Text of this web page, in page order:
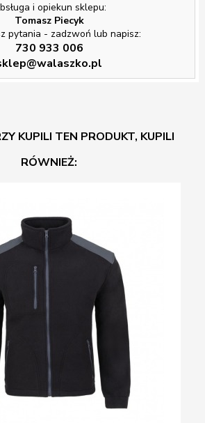
i opiekun sklepu:
Tomasz Piecyk
pytania - zadzwoń lub napisz:
730 933 006
KUPILI TEN PRODUKT, KUPILI
RÓWNIEŻ: